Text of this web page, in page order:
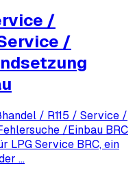
/
/
/ R115 / Service /
/Einbau BRC
LPG Service BRC, ein
…